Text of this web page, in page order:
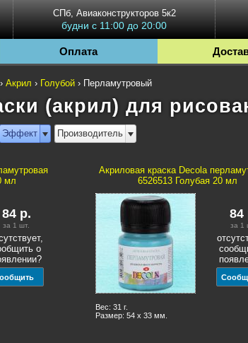
Оплата
› Акрил › Голубой › Перламутровый
(акрил) для
Эффект Производитель
мл
84 р.
за 1 шт.
о
Акриловая краска Decola
6526513 Голубая 20 мл
Вес: 31 г.
Размер: 54 x 33 мм.
84
за 1
СПб, Авиаконструкторов 5к2
будни с 11:00 до 20:00